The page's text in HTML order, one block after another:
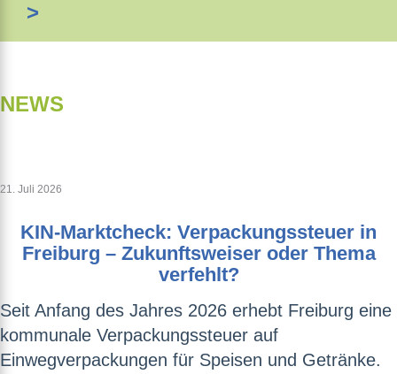
>
NEWS
21. Juli 2026
KIN-Marktcheck: Verpackungssteuer in
Freiburg – Zukunftsweiser oder Thema
verfehlt?
Seit Anfang des Jahres 2026 erhebt Freiburg eine
kommunale Verpackungssteuer auf
Einwegverpackungen für Speisen und Getränke.